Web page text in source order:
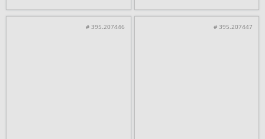
# 395.207446 # 395.207447